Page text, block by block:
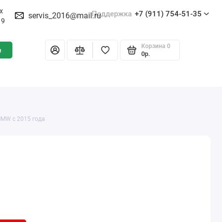
servis_2016@mail.ruПоддержка +7 (911) 754-51-35
Корзина 0
0р.
c 2015 года